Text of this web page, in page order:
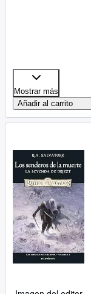
Mostrar más
Añadir al carrito